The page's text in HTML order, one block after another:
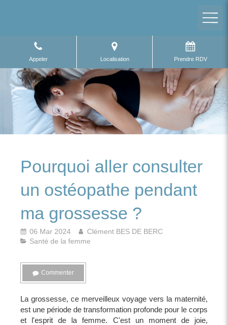
Appeler Localisation Prendre RDV
Pourquoi aller consulter
un ostéopathe pendant
ma grossesse ?
06 Mar 2024
Clément BES DE BERC
Santé de la femme
Commenter
La grossesse, ce merveilleux voyage vers la maternité,
est une période de transformation profonde pour le corps
et l'esprit de la femme. C'est un moment de joie,